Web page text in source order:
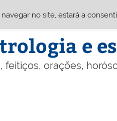
e
orações,
no site, estará a